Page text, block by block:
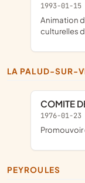
1993-01-15
animation des loisirs, festivités, arts et manifestations
culturelles
LA PALUD-SUR-
COMITE
1976-01-23
PEYROULES